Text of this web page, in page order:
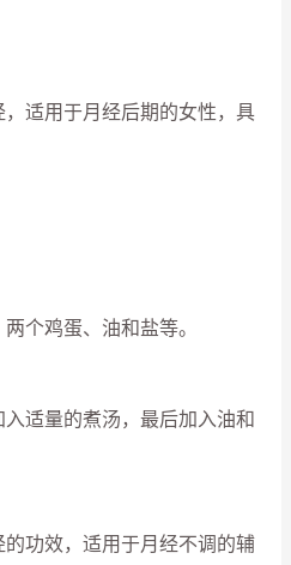
适用于月经后期的女性，具
鸡蛋、油和盐等。
适量的煮汤，最后加入油和
功效，适用于月经不调的辅